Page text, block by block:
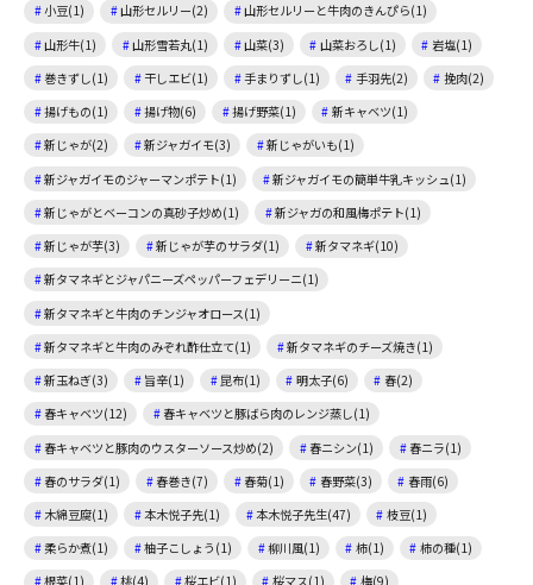
小豆(1)
山形セルリー(2)
山形セルリーと牛肉のきんぴら(1)
山形牛(1)
山形雪若丸(1) 山菜(3) 山菜おろし(1)
岩塩(1)
巻きずし(1)
干しエビ(1) 手まりずし(1) 手羽先(2)
挽肉(2)
揚げもの(1)
揚げ物(6) 揚げ野菜(1)
新キャベツ(1)
新じゃが(2)
新ジャガイモ(3)
新じゃがいも(1)
新ジャガイモのジャーマンポテト(1)
新ジャガイモの簡単牛乳キッシュ(1)
新じゃがとベーコンの真砂子炒め(1)
新ジャガの和風梅ポテト(1)
新じゃが芋(3)
新じゃが芋のサラダ(1)
新タマネギ(10)
新タマネギとジャパニーズペッパーフェデリーニ(1)
新タマネギと牛肉のチンジャオロース(1)
新タマネギと牛肉のみぞれ酢仕立て(1)
新タマネギのチーズ焼き(1)
新玉ねぎ(3)
旨辛(1) 昆布(1) 明太子(6)
春(2)
春キャベツ(12)
春キャベツと豚ばら肉のレンジ蒸し(1)
春キャベツと豚肉のウスターソース炒め(2)
春ニシン(1)
春ニラ(1)
春のサラダ(1)
春巻き(7) 春菊(1) 春野菜(3)
春雨(6)
木綿豆腐(1)
本木悦子先(1) 本木悦子先生(47)
枝豆(1)
柔らか煮(1)
柚子こしょう(1) 柳川風(1) 柿(1)
柿の種(1)
根菜(1)
桃(4) 桜エビ(1) 桜マス(1) 梅(9)